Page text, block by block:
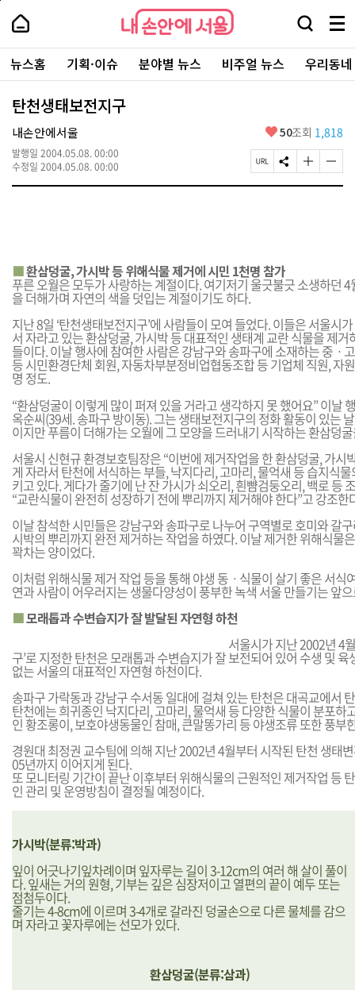
본
로
가
내
손
안
에
서
울
-
서
울
시
대
표
소
내
손
에
울
검
창
열
기
메
뉴
전
체
보
주
요
서
뉴스홈 기획·이슈 분야별 뉴스 비주얼 뉴스 우리동
탄천생태보전지구
내손안에서울
발행일 2004.05.08. 00:00
수정일 2004.05.08. 00:00
좋
요
50조회 1,818
페
이
사
S
N
글
자
하
기
글
자
하
기
■환삼덩굴, 가시박 등 위해식물 제거에 시민 1천명 참가
푸른 오월은 모두가 사랑하는 계절이다. 여기저기 울긋불긋 소생하던
을 더해가며 자연의 색을 덧입는 계절이기도 하다.
지난 8일 ‘탄천생태보전지구’에 사람들이 모여 들었다. 이들은 서울시
서 자라고 있는 환삼덩굴, 가시박 등 대표적인 생태계 교란 식물을 제
들이다. 이날 행사에 참여한 사람은 강남구와 송파구에 소재하는 중ㆍ
등 시민환경단체 회원, 자동차부분정비업협동조합 등 기업체 직원, 자
명 정도.
“환삼덩굴이 이렇게 많이 퍼져 있을 거라고 생각하지 못 했어요” 이날
옥순씨(39세. 송파구 방이동). 그는 생태보전지구의 정화 활동이 있는
이지만 푸름이 더해가는 오월에 그 모양을 드러내기 시작하는 환삼덩
서울시 신현규 환경보호팀장은 “이번에 제거작업을 한 환삼덩굴, 가시
게 자라서 탄천에 서식하는 부들, 낙지다리, 고마리, 물억새 등 습지식
키고 있다. 게다가 줄기에 난 잔 가시가 쇠오리, 흰뺨검둥오리, 백로 등
“교란식물이 완전히 성장하기 전에 뿌리까지 제거해야 한다”고 강조한
이날 참석한 시민들은 강남구와 송파구로 나누어 구역별로 호미와 갈
시박의 뿌리까지 완전 제거하는 작업을 하였다. 이날 제거한 위해식물
꽉차는 양이었다.
이처럼 위해식물 제거 작업 등을 통해 야생 동ㆍ식물이 살기 좋은 서식
연과 사람이 어우러지는 생물다양성이 풍부한 녹색 서울 만들기는 앞
■모래톱과 수변습지가 잘 발달된 자연형 하천
서울시가 지난 2002년 4
구’로 지정한 탄천은 모래톱과 수변습지가 잘 보전되어 있어 수생 및
없는 서울의 대표적인 자연형 하천이다.
송파구 가락동과 강남구 수서동 일대에 걸쳐 있는 탄천은 대곡교에서
탄천에는 희귀종인 낙지다리, 고마리, 물억새 등 다양한 식물이 분포하
인 황조롱이, 보호야생동물인 참매, 큰말똥가리 등 야생조류 또한 풍부
경원대 최정권 교수팀에 의해 지난 2002년 4월부터 시작된 탄천 생태
05년까지 이어지게 된다.
또 모니터링 기간이 끝난 이후부터 위해식물의 근원적인 제거작업 등
인 관리 및 운영방침이 결정될 예정이다.
가시박(분류:박과)
잎이 어긋나기잎차례이며 잎자루는 길이 3-12cm의 여러 해 살이 풀이
다. 잎새는 거의 원형, 기부는 깊은 심장저이고 열편의 끝이 예두 또는
점첨두이다.
줄기는 4-8cm에 이르며 3-4개로 갈라진 덩굴손으로 다른 물체를 감으
며 자라고 꽃자루에는 선모가 있다.
환삼덩굴(분류:삼과)
페
상
단
로